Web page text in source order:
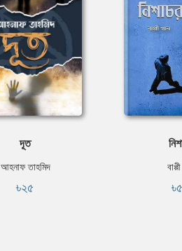
দূত
আহনাফ তাহমিদ
৳২৫